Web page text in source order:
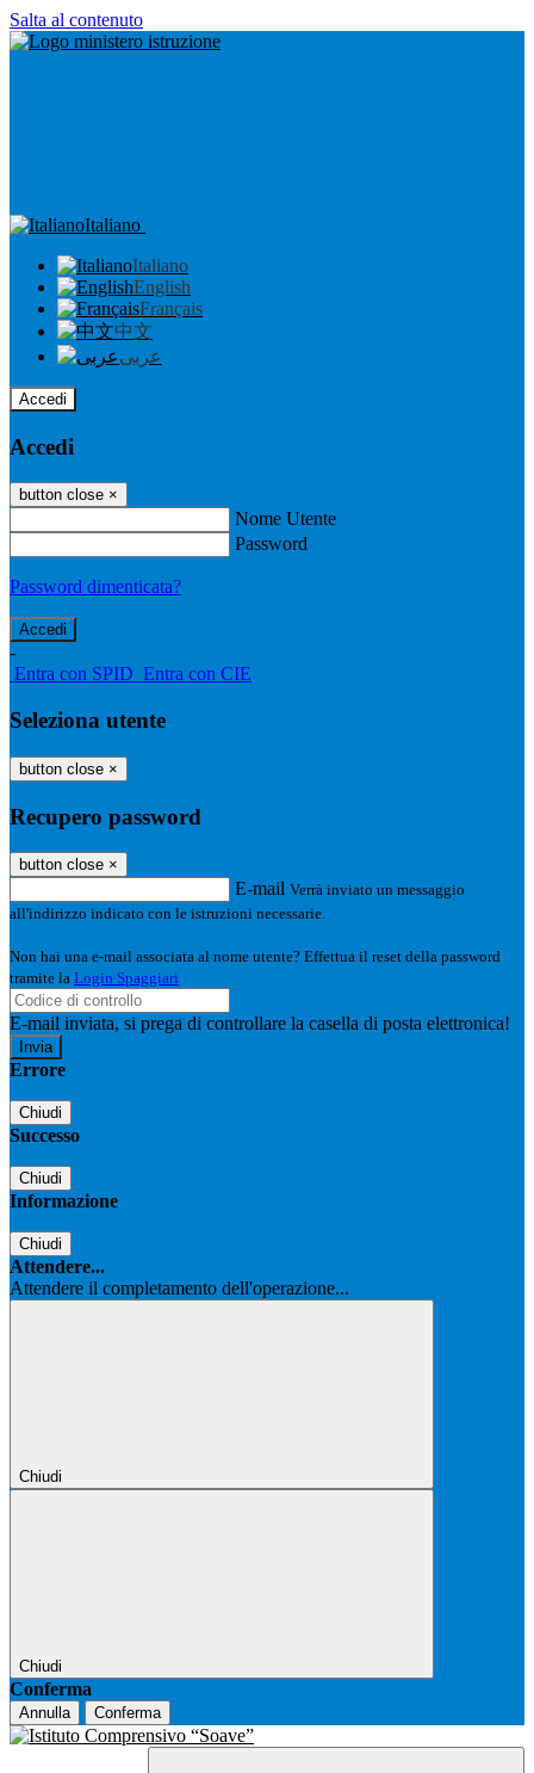
Salta al contenuto
Italiano
Italiano
English
Français
中文
عربى
Accedi
Accedi
button close ×
Nome Utente
Password
Password dimenticata?
-
Entra con SPID Entra con CIE
Seleziona utente
button close ×
Recupero password
button close ×
E-mail Verrà inviato un messaggio
all'indirizzo indicato con le istruzioni necessarie.
Non hai una e-mail associata al nome utente? Effettua il reset della password
tramite la Login Spaggiari
E-mail inviata, si prega di controllare la casella di posta elettronica!
Errore
Chiudi
Successo
Chiudi
Informazione
Chiudi
Attendere...
Attendere il completamento dell'operazione...
Chiudi
Chiudi
Conferma
Annulla Conferma